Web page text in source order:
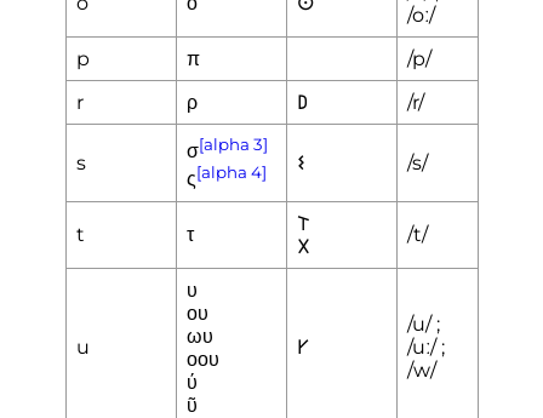
/oː/
p
π
/p/
r
ρ 𐌃 /r/
s
σ[alpha 3]
ς[alpha 4] 𐌔 /s/
t τ
𐌕
𐌗
/t/
u
υ
ου
ωυ
οου
ύ
ῦ
𐌖
/u/ ;
/uː/ ;
/w/